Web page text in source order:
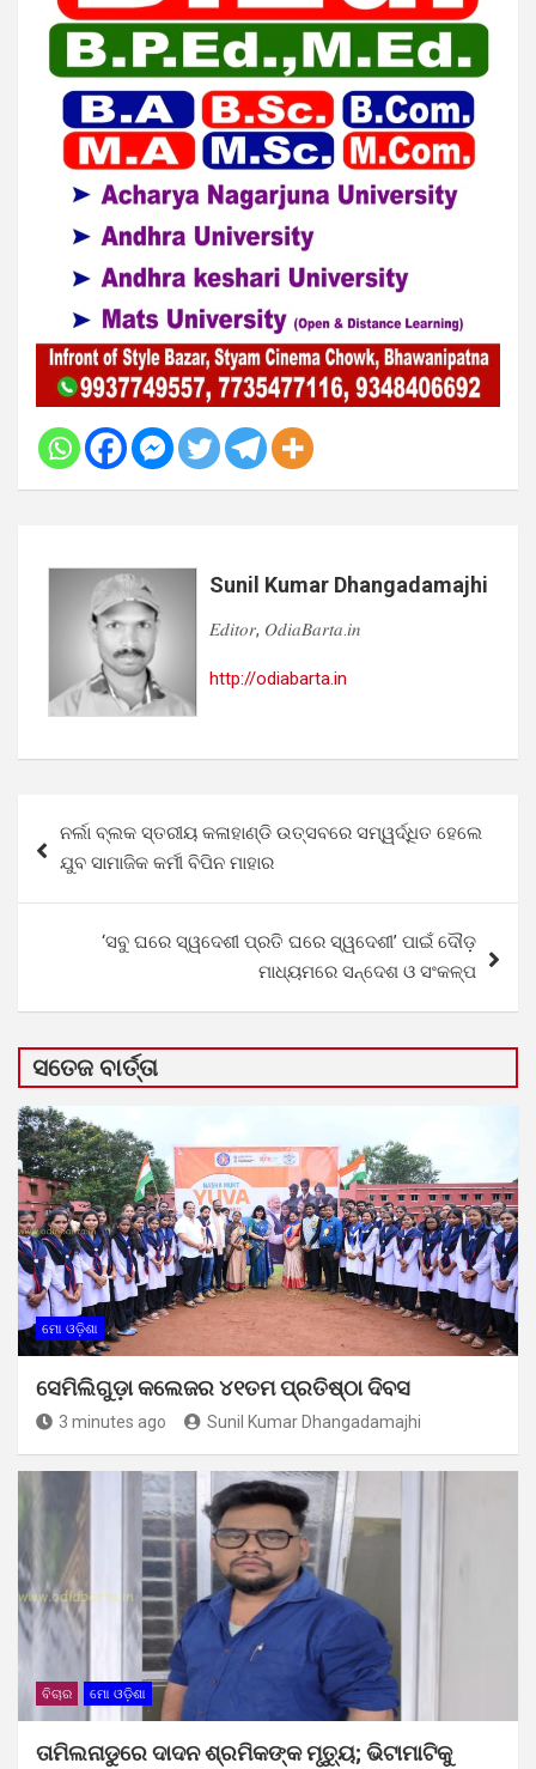
Sunil Kumar Dhangadamajhi
𝐸𝑑𝑖𝑡𝑜𝑟, 𝑂𝑑𝑖𝑎𝐵𝑎𝑟𝑡𝑎.𝑖𝑛
http://odiabarta.in
navigation
ନର୍ଲା ବ୍ଲକ ସ୍ତରୀୟ କଳାହାଣ୍ଡି ଉତ୍ସବରେ ସମ୍ୱର୍ଦ୍ଧିତ ହେଲେ
ଯୁବ ସାମାଜିକ କର୍ମୀ ବିପିନ ମାହାର
‘ସବୁ ଘରେ ସ୍ୱଦେଶୀ ପ୍ରତି ଘରେ ସ୍ୱଦେଶୀ’ ପାଇଁ ଦୌଡ଼
ମାଧ୍ୟମରେ ସନ୍ଦେଶ ଓ ସଂକଳ୍ପ
ସତେଜ ବାର୍ତ୍ତା
ମୋ ଓଡ଼ିଶା
ସେମିଲିଗୁଡ଼ା କଲେଜର ୪୧ତମ ପ୍ରତିଷ୍ଠା ଦିବସ
3 minutes ago Sunil Kumar Dhangadamajhi
ବିଚାର ମୋ ଓଡ଼ିଶା
ତାମିଲନାଡୁରେ ଦାଦନ ଶ୍ରମିକଙ୍କ ମୃତ୍ୟୁ; ଭିଟାମାଟିକୁ